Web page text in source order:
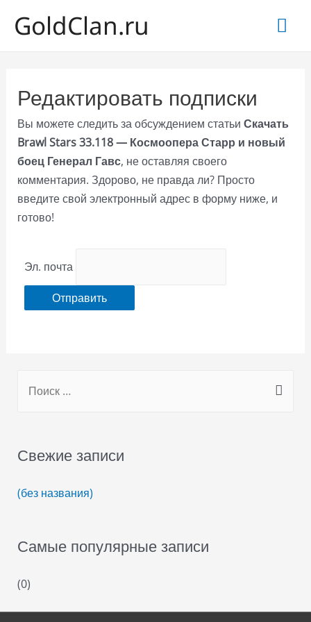
GoldClan.ru
Редактировать подписки
Вы можете следить за обсуждением статьи Скачать
Brawl Stars 33.118 — Космоопера Старр и новый
боец Генерал Гавс, не оставляя своего
комментария. Здорово, не правда ли? Просто
введите свой электронный адрес в форму ниже, и
готово!
Эл. почта
r
h
:
Свежие записи
(без названия)
Самые популярные записи
(0)